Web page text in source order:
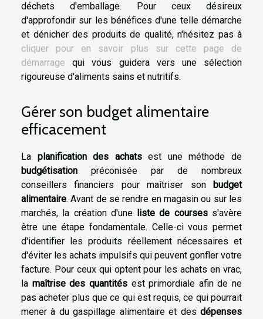
déchets d'emballage. Pour ceux désireux
d'approfondir sur les bénéfices d'une telle démarche
et dénicher des produits de qualité, n'hésitez pas à
cliquer pour en savoir plus sur cette page de
démarrage qui vous guidera vers une sélection
rigoureuse d'aliments sains et nutritifs.
Gérer son budget alimentaire
efficacement
La planification des achatsest une méthode de
budgétisation préconisée par de nombreux
conseillers financiers pour maîtriser son budget
alimentaire. Avant de se rendre en magasin ou sur les
marchés, la création d'une liste de coursess'avère
être une étape fondamentale. Celle-ci vous permet
d'identifier les produits réellement nécessaires et
d'éviter les achats impulsifs qui peuvent gonfler votre
facture. Pour ceux qui optent pour les achats en vrac,
la maîtrise des quantitésest primordiale afin de ne
pas acheter plus que ce qui est requis, ce qui pourrait
mener à du gaspillage alimentaire et des dépenses